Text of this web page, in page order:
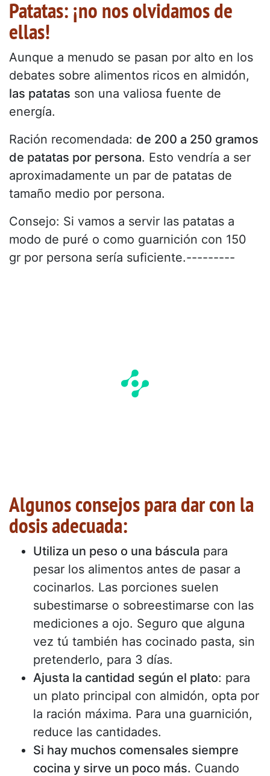
Patatas: ¡no nos olvidamos de
ellas!
Aunque a menudo se pasan por alto en los
debates sobre alimentos ricos en almidón,
las patatas son una valiosa fuente de
energía.
Ración recomendada: de 200 a 250 gramos
de patatas por persona. Esto vendría a ser
aproximadamente un par de patatas de
tamaño medio por persona.
Consejo: Si vamos a servir las patatas a
modo de puré o como guarnición con 150
gr por persona sería suficiente.---------
Algunos consejos para dar con la
dosis adecuada:
Utiliza un peso o una báscula para
pesar los alimentos antes de pasar a
cocinarlos. Las porciones suelen
subestimarse o sobreestimarse con las
mediciones a ojo. Seguro que alguna
vez tú también has cocinado pasta, sin
pretenderlo, para 3 días.
Ajusta la cantidad según el plato: para
un plato principal con almidón, opta por
la ración máxima. Para una guarnición,
reduce las cantidades.
Si hay muchos comensales siempre
cocina y sirve un poco más. Cuando